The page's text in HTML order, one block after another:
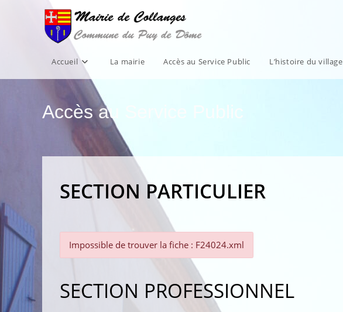
Accueil La mairie Accès au Service Public L’histoire du village
Accès au Service Public
SECTION PARTICULIER
Impossible de trouver la fiche : F24024.xml
SECTION PROFESSIONNEL